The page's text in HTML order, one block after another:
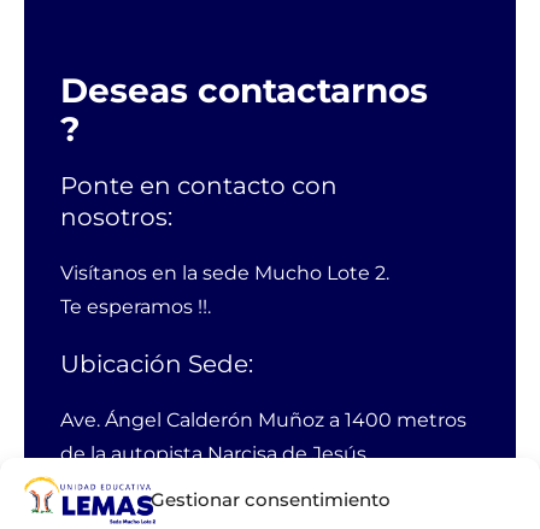
Gestionar consentimiento
Deseas contactarnos
?
Ponte en contacto con
nosotros:
Visítanos en la sede Mucho Lote 2.
Te esperamos !!.
Ubicación Sede:
Ave. Ángel Calderón Muñoz a 1400 metros
de la autopista Narcisa de Jesús
Guayaquil Ecuador